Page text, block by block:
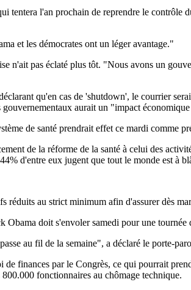
l'an prochain de reprendre le contrôle
et les démocrates ont un léger avantage."
n'ait pas éclaté plus tôt. "Nous avons un
qu'en cas de 'shutdown', le courrier
aurait un "impact
de santé prendrait effet ce mardi comme
de la réforme de la santé à celui des
d'entre eux jugent que tout le monde est à
au strict minimum afin d'assurer dès
doit s'envoler samedi pour une tournée
au fil de la semaine", a déclaré le porte-
finances par le Congrès, ce qui pourrait
fonctionnaires au chômage technique.